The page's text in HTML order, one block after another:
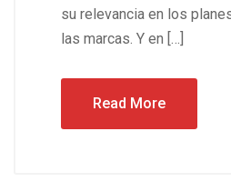
su relevancia en los
las marcas. Y en […]
Read More